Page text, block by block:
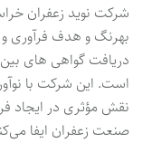
بهرنگ و هدف فرآوری و
دریافت گواهی های
است. این شرکت با
نقش مؤثری در ایجاد
صنعت زعفران ایفا